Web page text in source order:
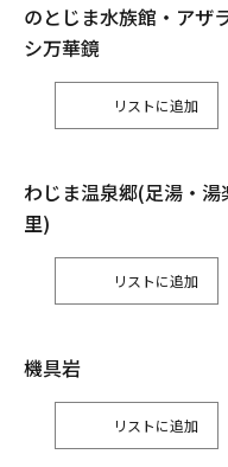
のとじま水族館・アザ
シ万華鏡
リスト
わじま温泉郷(足湯・湯
里)
リスト
機具岩
リスト